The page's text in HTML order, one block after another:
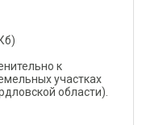
к
участках
области).